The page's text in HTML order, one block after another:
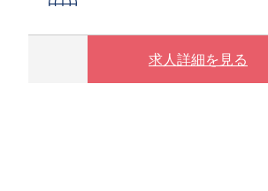
※ 実働8時間以上は1.25倍
※ 夜10時以降は1.25倍
求人詳細を見る